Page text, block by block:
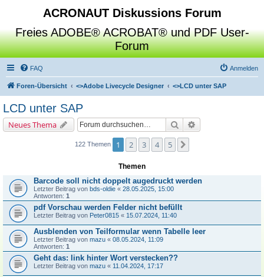
ACRONAUT Diskussions Forum
Freies ADOBE® ACROBAT® und PDF User-
Forum
FAQ Anmelden
Foren-Übersicht <>Adobe Livecycle Designer <>LCD unter SAP
LCD unter SAP
Neues Thema Suche
122 Themen 1 2 3 4 5
Themen
Barcode soll nicht doppelt augedruckt werden
Letzter Beitrag von bds-oldie « 28.05.2025, 15:00
Antworten: 1
pdf Vorschau werden Felder nicht befüllt
Letzter Beitrag von Peter0815 « 15.07.2024, 11:40
Ausblenden von Teilformular wenn Tabelle leer
Letzter Beitrag von mazu « 08.05.2024, 11:09
Antworten: 1
Geht das: link hinter Wort verstecken??
Letzter Beitrag von mazu « 11.04.2024, 17:17